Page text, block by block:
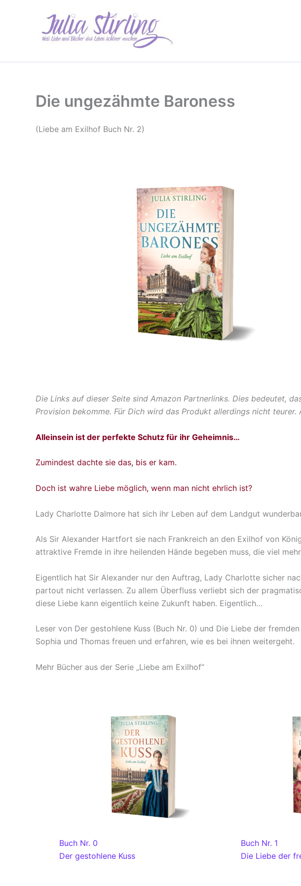
Die ungezähmte Baroness
(Liebe am Exilhof Buch Nr. 2)
Die Links auf dieser Seite sind Amazon Partnerlinks. Dies bedeutet,
Provision bekomme. Für Dich wird das Produkt allerdings nicht
Alleinsein ist der perfekte Schutz für ihr Geheimnis…
Zumindest dachte sie das, bis er kam.
Doch ist wahre Liebe möglich, wenn man nicht ehrlich ist?
Lady Charlotte Dalmore hat sich ihr Leben auf dem Landgut
Als Sir Alexander Hartfort sie nach Frankreich an den Exilhof von
attraktive Fremde in ihre heilenden Hände begeben muss, die viel
Eigentlich hat Sir Alexander nur den Auftrag, Lady Charlotte sicher
partout nicht verlassen. Zu allem Überfluss verliebt sich der
diese Liebe kann eigentlich keine Zukunft haben. Eigentlich…
Leser von Der gestohlene Kuss (Buch Nr. 0) und Die Liebe der
Sophia und Thomas freuen und erfahren, wie es bei ihnen weitergeht.
Mehr Bücher aus der Serie „Liebe am Exilhof“
Buch Nr. 0
Der gestohlene Kuss
Buch Nr. 1
Die Liebe der